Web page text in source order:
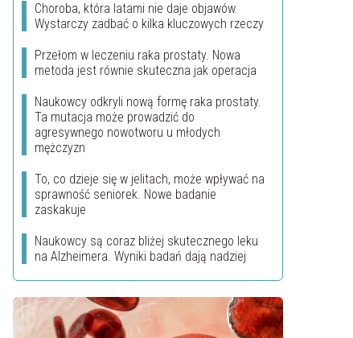
Choroba, która latami nie daje objawów.
Wystarczy zadbać o kilka kluczowych rzeczy
Przełom w leczeniu raka prostaty. Nowa
metoda jest równie skuteczna jak operacja
Naukowcy odkryli nową formę raka prostaty.
Ta mutacja może prowadzić do
agresywnego nowotworu u młodych
mężczyzn
To, co dzieje się w jelitach, może wpływać na
sprawność seniorek. Nowe badanie
zaskakuje
Naukowcy są coraz bliżej skutecznego leku
na Alzheimera. Wyniki badań dają nadziej